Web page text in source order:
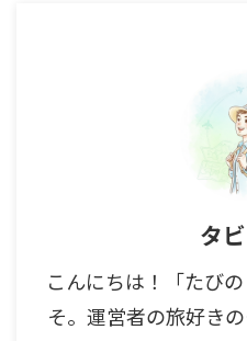
タ
こんにちは！「たび
そ。運営者の旅好きの